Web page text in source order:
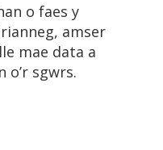
o faes y
amser
mae data a
o’r sgwrs.